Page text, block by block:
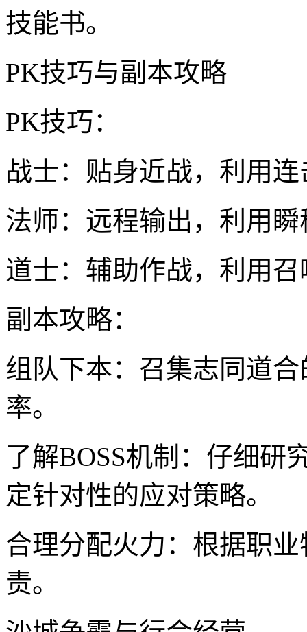
技能书。
PK技巧与副本攻略
PK技巧：
战士：贴身近战，利用
法师：远程输出，利用
道士：辅助作战，利用
副本攻略：
组队下本：召集志同道
率。
了解BOSS机制：仔细研
定针对性的应对策略。
合理分配火力：根据职
责。